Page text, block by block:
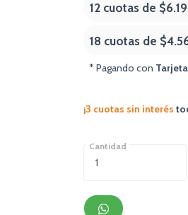
12 cuotas de
18 cuotas de
* Pagando con
¡3 cuotas sin interés
Cantidad